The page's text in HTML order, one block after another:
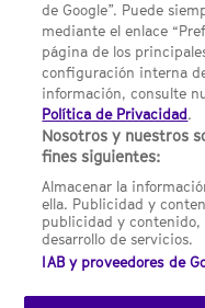
UNA DIVISIÓN DE
NBCUNIVERSAL
Contáctanos por email:
NBC Universal Global
Europa. Paseo de la
82227893
SYFY España está
por la Comisión
(CNMC).
de Google”. Puede
mediante el enlace
página de los
configuración interna
información, consulte
Política de Privacidad.
Nosotros y nuestros
fines siguientes:
Almacenar la
ella. Publicidad y
publicidad y
desarrollo de servicios.
IAB y proveedores de